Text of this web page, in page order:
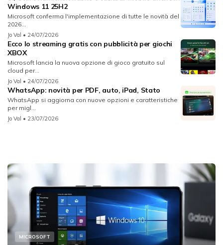
Windows 11 25H2
Microsoft conferma l'implementazione di tutte le novità del
2026...
Jo Val • 24/07/2026
Ecco lo streaming gratis con pubblicità per giochi
XBOX
Microsoft lancia la nuova opzione di gioco gratuito sul
cloud per...
Jo Val • 24/07/2026
WhatsApp: novità per PDF, auto, iPad, Stato
WhatsApp si aggiorna con nuove opzioni e caratteristiche
per migl...
Jo Val • 23/07/2026
MICROSOFT